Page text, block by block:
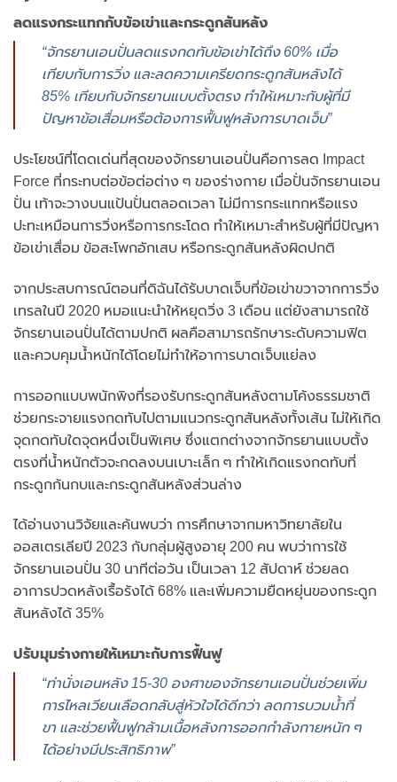
ลดแรงกระแทกกับข้อเข่าและกระดูกสันหลัง
“จักรยานเอนปั่นลดแรงกดทับข้อเข่าได้ถึง 60% เมื่อ
เทียบกับการวิ่ง และลดความเครียดกระดูกสันหลังได้
85% เทียบกับจักรยานแบบตั้งตรง ทำให้เหมาะกับผู้ที่มี
ปัญหาข้อเสื่อมหรือต้องการฟื้นฟูหลังการบาดเจ็บ”
ประโยชน์ที่โดดเด่นที่สุดของจักรยานเอนปั่นคือการลด Impact
Force ที่กระทบต่อข้อต่อต่าง ๆ ของร่างกาย เมื่อปั่นจักรยานเอน
ปั่น เท้าจะวางบนแป้นปั่นตลอดเวลา ไม่มีการกระแทกหรือแรง
ปะทะเหมือนการวิ่งหรือการกระโดด ทำให้เหมาะสำหรับผู้ที่มีปัญหา
ข้อเข่าเสื่อม ข้อสะโพกอักเสบ หรือกระดูกสันหลังผิดปกติ
จากประสบการณ์ตอนที่ดิฉันได้รับบาดเจ็บที่ข้อเข่าขวาจากการวิ่ง
เทรลในปี 2020 หมอแนะนำให้หยุดวิ่ง 3 เดือน แต่ยังสามารถใช้
จักรยานเอนปั่นได้ตามปกติ ผลคือสามารถรักษาระดับความฟิต
และควบคุมน้ำหนักได้โดยไม่ทำให้อาการบาดเจ็บแย่ลง
การออกแบบพนักพิงที่รองรับกระดูกสันหลังตามโค้งธรรมชาติ
ช่วยกระจายแรงกดทับไปตามแนวกระดูกสันหลังทั้งเส้น ไม่ให้เกิด
จุดกดทับใดจุดหนึ่งเป็นพิเศษ ซึ่งแตกต่างจากจักรยานแบบตั้ง
ตรงที่น้ำหนักตัวจะกดลงบนเบาะเล็ก ๆ ทำให้เกิดแรงกดทับที่
กระดูกก้นกบและกระดูกสันหลังส่วนล่าง
ได้อ่านงานวิจัยและค้นพบว่า การศึกษาจากมหาวิทยาลัยใน
ออสเตรเลียปี 2023 กับกลุ่มผู้สูงอายุ 200 คน พบว่าการใช้
จักรยานเอนปั่น 30 นาทีต่อวัน เป็นเวลา 12 สัปดาห์ ช่วยลด
อาการปวดหลังเรื้อรังได้ 68% และเพิ่มความยืดหยุ่นของกระดูก
สันหลังได้ 35%
ปรับมุมร่างกายให้เหมาะกับการฟื้นฟู
“ท่านั่งเอนหลัง 15-30 องศาของจักรยานเอนปั่นช่วยเพิ่ม
การไหลเวียนเลือดกลับสู่หัวใจได้ดีกว่า ลดการบวมน้ำที่
ขา และช่วยฟื้นฟูกล้ามเนื้อหลังการออกกำลังกายหนัก ๆ
ได้อย่างมีประสิทธิภาพ”